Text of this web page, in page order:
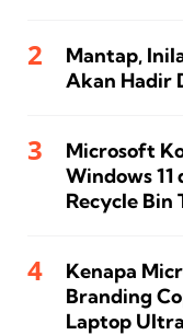
Mantap,
Akan Hadir
Microsoft
Windows 11
Recycle Bin
Kenapa
Branding
Laptop